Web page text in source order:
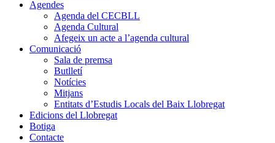
Agendes
Agenda del CECBLL
Agenda Cultural
Afegeix un acte a l’agenda cultural
Comunicació
Sala de premsa
Butlletí
Notícies
Mitjans
Entitats d’Estudis Locals del Baix Llobregat
Edicions del Llobregat
Botiga
Contacte